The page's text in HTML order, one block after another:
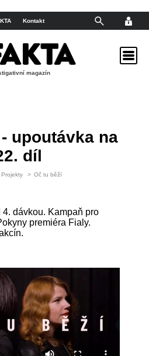
upoutávka na
díl
Projekty > Oč tu běží
dávkou. Kampaň pro
premiéra Fialy.
magazín
Kontakt